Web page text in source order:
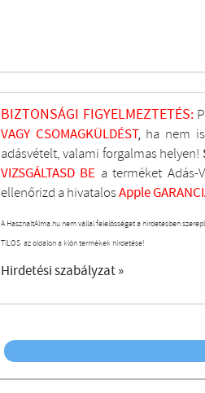
BIZTONSÁGI FIGYELMEZTETÉS:
VAGY CSOMAGKÜLDÉST, ha nem
adásvételt, valami forgalmas helyen!
VIZSGÁLTASD BE a terméket Adás-
ellenőrizd a hivatalosApple
A HasznaltAlma.hu nem vállal felelősséget a hirdetésben
TILOS az oldalon a klón termékek hirdetése!
Hirdetési szabályzat »